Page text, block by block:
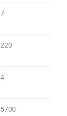
7
220
4
5700